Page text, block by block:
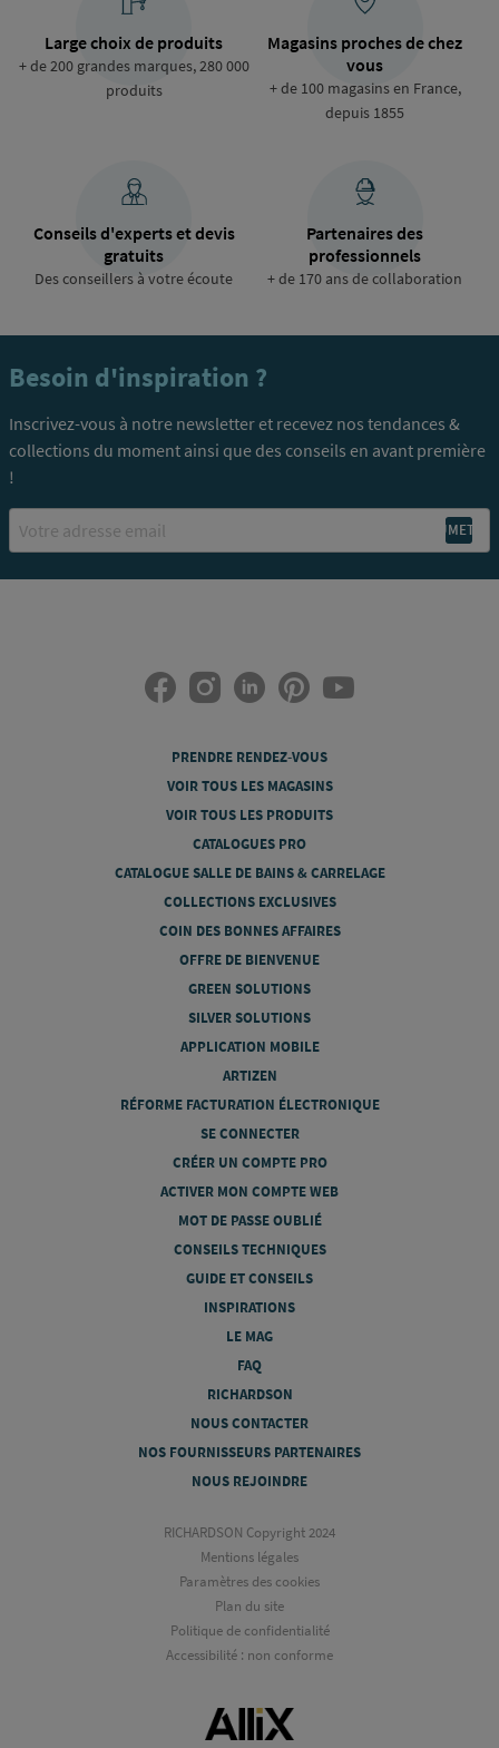
Large choix de produits
+ de 200 grandes marques, 280 000
produits
Magasins proches de chez
vous
+ de 100 magasins en France,
depuis 1855
Conseils d'experts et devis
gratuits
Des conseillers à votre écoute
Partenaires des
professionnels
+ de 170 ans de collaboration
Besoin d'inspiration ?
Inscrivez-vous à notre newsletter et recevez nos tendances &
collections du moment ainsi que des conseils en avant première
!
Email
PRENDRE RENDEZ-VOUS
VOIR TOUS LES MAGASINS
VOIR TOUS LES PRODUITS
CATALOGUES PRO
CATALOGUE SALLE DE BAINS & CARRELAGE
COLLECTIONS EXCLUSIVES
COIN DES BONNES AFFAIRES
OFFRE DE BIENVENUE
GREEN SOLUTIONS
SILVER SOLUTIONS
APPLICATION MOBILE
ARTIZEN
RÉFORME FACTURATION ÉLECTRONIQUE
SE CONNECTER
CRÉER UN COMPTE PRO
ACTIVER MON COMPTE WEB
MOT DE PASSE OUBLIÉ
CONSEILS TECHNIQUES
GUIDE ET CONSEILS
INSPIRATIONS
LE MAG
FAQ
RICHARDSON
NOUS CONTACTER
NOS FOURNISSEURS PARTENAIRES
NOUS REJOINDRE
RICHARDSON Copyright 2024
Mentions légales
Paramètres des cookies
Plan du site
Politique de confidentialité
Accessibilité : non conforme